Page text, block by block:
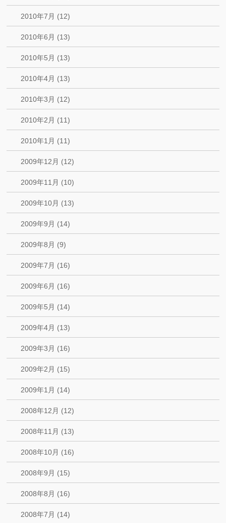
2010年7月 (12)
2010年6月 (13)
2010年5月 (13)
2010年4月 (13)
2010年3月 (12)
2010年2月 (11)
2010年1月 (11)
2009年12月 (12)
2009年11月 (10)
2009年10月 (13)
2009年9月 (14)
2009年8月 (9)
2009年7月 (16)
2009年6月 (16)
2009年5月 (14)
2009年4月 (13)
2009年3月 (16)
2009年2月 (15)
2009年1月 (14)
2008年12月 (12)
2008年11月 (13)
2008年10月 (16)
2008年9月 (15)
2008年8月 (16)
2008年7月 (14)